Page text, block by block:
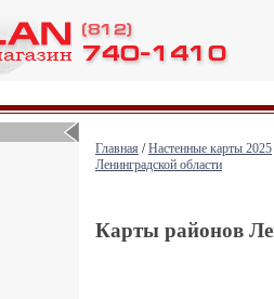
Главная /Настенные карты 2025
Ленинградской области
Карты районов